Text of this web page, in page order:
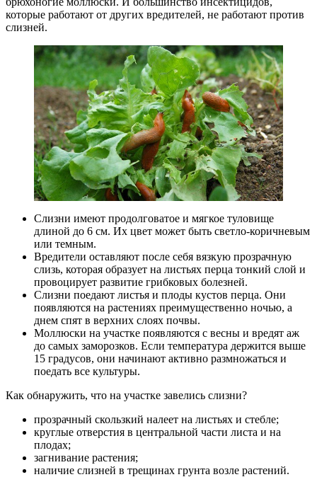
которые работают от других вредителей, не работают против
слизней.
Слизни имеют продолговатое и мягкое туловище
длиной до 6 см. Их цвет может быть светло-коричневым
или темным.
Вредители оставляют после себя вязкую прозрачную
слизь, которая образует на листьях перца тонкий слой и
провоцирует развитие грибковых болезней.
Слизни поедают листья и плоды кустов перца. Они
появляются на растениях преимущественно ночью, а
днем спят в верхних слоях почвы.
Моллюски на участке появляются с весны и вредят аж
до самых заморозков. Если температура держится выше
15 градусов, они начинают активно размножаться и
поедать все культуры.
Как обнаружить, что на участке завелись слизни?
прозрачный скользкий налеет на листьях и стебле;
круглые отверстия в центральной части листа и на
плодах;
загнивание растения;
наличие слизней в трещинах грунта возле растений.